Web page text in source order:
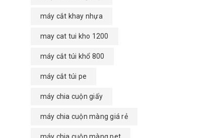
máy cắt khay nhựa
may cat tui kho 1200
máy cắt túi khổ 800
máy cắt túi pe
máy chia cuộn giấy
máy chia cuộn màng giá rẻ